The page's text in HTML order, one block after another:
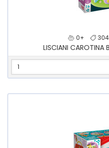
0+
LISCIANI CAROTINA